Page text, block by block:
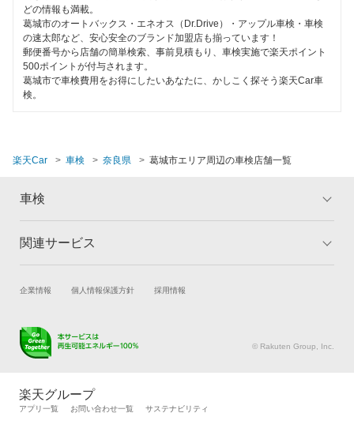
閉じる
安心WE！車検
閉じる
どの情報も満載。
葛城市のオートバックス・エネオス（Dr.Drive）・アップル車検・車検
の速太郎など、安心安全のブランド加盟店も揃っています！
郵便番号から店舗の簡単検索、事前見積もり、車検実施で楽天ポイント
500ポイントが付与されます。
葛城市で車検費用をお得にしたいあなたに、かしこく探そう楽天Car車
検。
楽天Car 車検 奈良県 葛城市エリア周辺の車検店舗一覧
車検
トップ
車検の基礎知識 キャンペーン一覧
関連サービス
試乗・商談 新車購入
キズ修理予約
メンテナンス管理
タイヤ交換サービス
自動車カタログ 自動車保険
企業情報 個人情報保護方針 採用情報
© Rakuten Group, Inc.
楽天グループ
アプリ一覧 お問い合わせ一覧 サステナビリティ